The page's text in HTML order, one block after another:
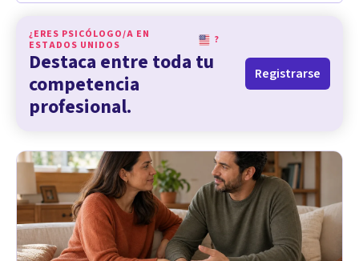
¿ERES PSICÓLOGO/A EN
ESTADOS UNIDOS
?
Destaca entre toda tu
competencia
profesional.
Registrarse